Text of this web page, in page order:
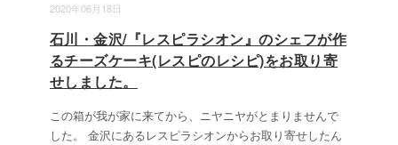
2020年06月18日
石川・金沢/『レスピラシオン』のシェフが作
るチーズケーキ(レスピのレシピ)をお取り寄
せしました。
この箱が我が家に来てから、ニヤニヤがとまりませんで
した。 金沢にあるレスピラシオンからお取り寄せしたん